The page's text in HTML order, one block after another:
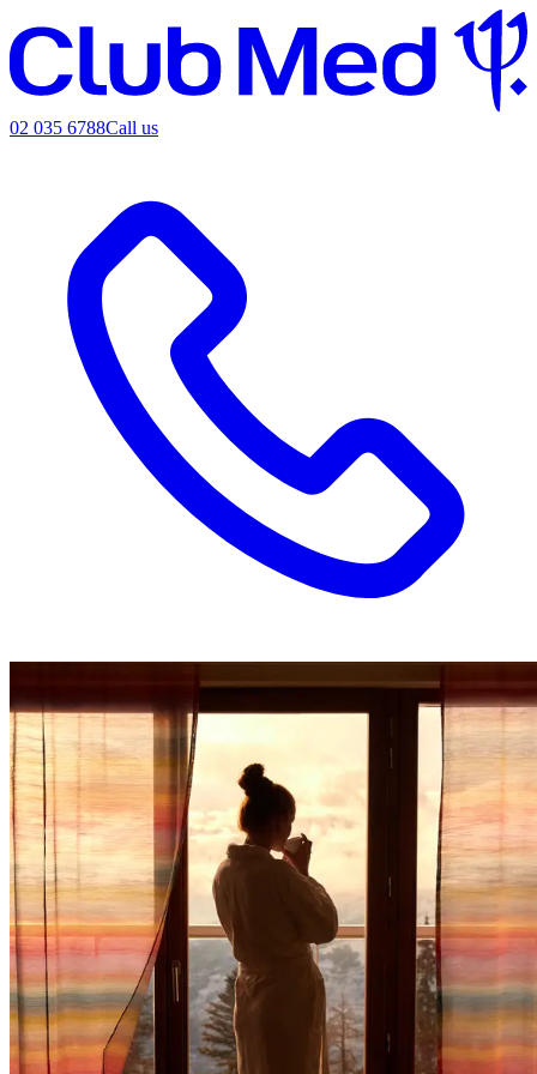
02 035 6788Call us